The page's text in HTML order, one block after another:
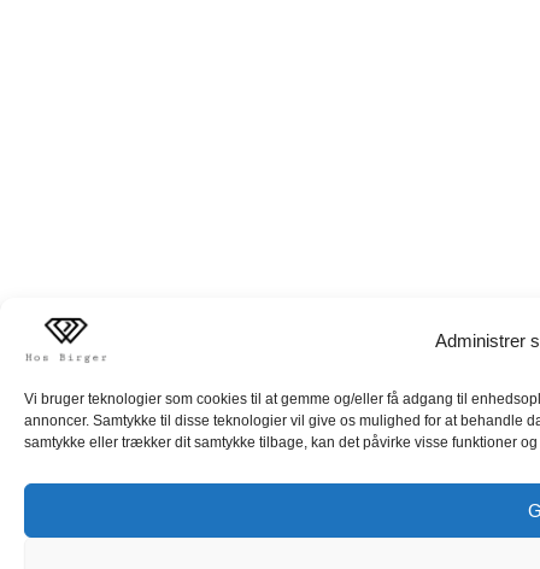
Administrer
Vi bruger teknologier som cookies til at gemme og/eller få adgang til
annoncer. Samtykke til disse teknologier vil give os mulighed for at behandle
samtykke eller trækker dit samtykke tilbage, kan det påvirke visse funktioner